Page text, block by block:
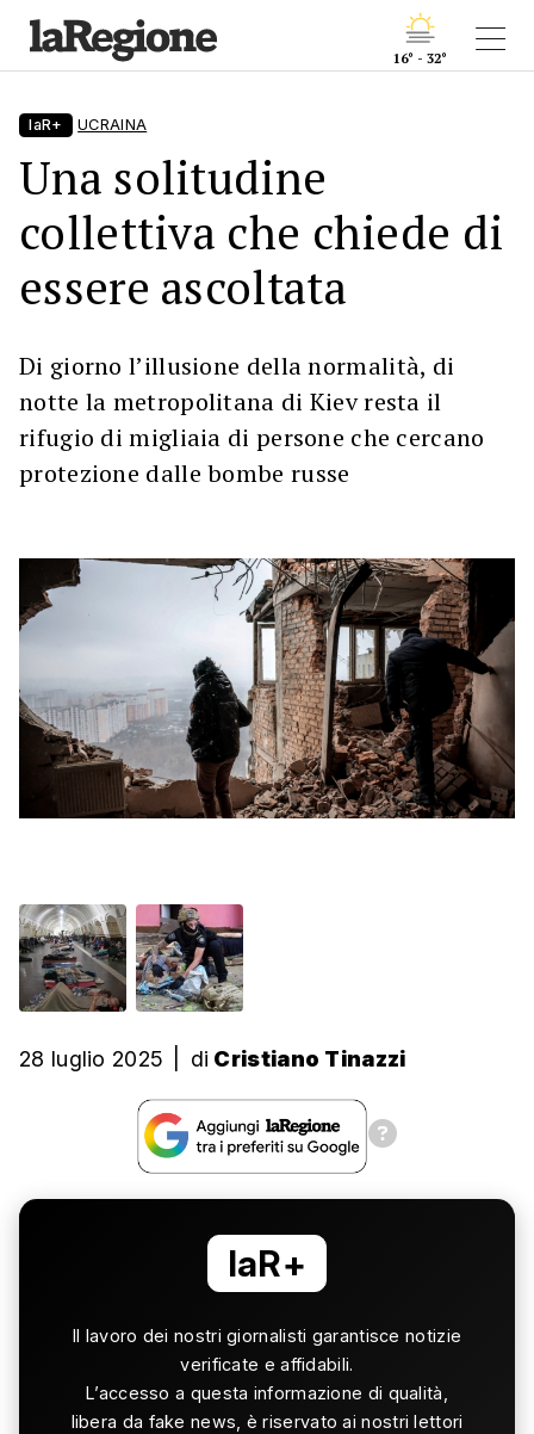
16° - 32°
laR+ UCRAINA
Una solitudine
collettiva che chiede di
essere ascoltata
Di giorno l’illusione della normalità, di
notte la metropolitana di Kiev resta il
rifugio di migliaia di persone che cercano
protezione dalle bombe russe
28 luglio 2025 di Cristiano Tinazzi
laR+
Il lavoro dei nostri giornalisti garantisce notizie
verificate e affidabili.
L’accesso a questa informazione di qualità,
libera da fake news, è riservato ai nostri lettori